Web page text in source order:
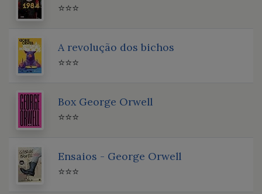
⭐⭐⭐
A revolução dos bichos
⭐⭐⭐
Box George Orwell
⭐⭐⭐
Ensaios - George Orwell
⭐⭐⭐